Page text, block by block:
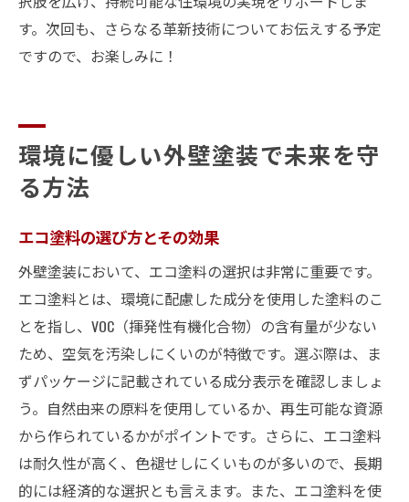
す。次回も、さらなる革新技術についてお伝えする予定
ですので、お楽しみに！
環境に優しい外壁塗装で未来を守
る方法
エコ塗料の選び方とその効果
外壁塗装において、エコ塗料の選択は非常に重要です。
エコ塗料とは、環境に配慮した成分を使用した塗料のこ
とを指し、VOC（揮発性有機化合物）の含有量が少ない
ため、空気を汚染しにくいのが特徴です。選ぶ際は、ま
ずパッケージに記載されている成分表示を確認しましょ
う。自然由来の原料を使用しているか、再生可能な資源
から作られているかがポイントです。さらに、エコ塗料
は耐久性が高く、色褪せしにくいものが多いので、長期
的には経済的な選択とも言えます。また、エコ塗料を使